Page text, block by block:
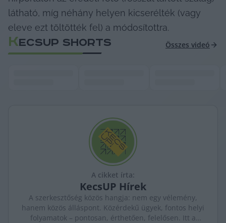
látható, míg néhány helyen kicserélték (vagy
eleve ezt töltötték fel) a módosítottra.
KECSUP SHORTS Összes videó
A cikket írta:
KecsUP Hírek
A szerkesztőség közös hangja: nem egy vélemény,
hanem közös álláspont. Közérdekű ügyek, fontos helyi
folyamatok – pontosan, érthetően, felelősen. Itt a